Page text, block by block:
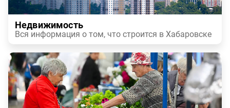
Недвижимость
Вся информация о том, что строится в Хабаровске